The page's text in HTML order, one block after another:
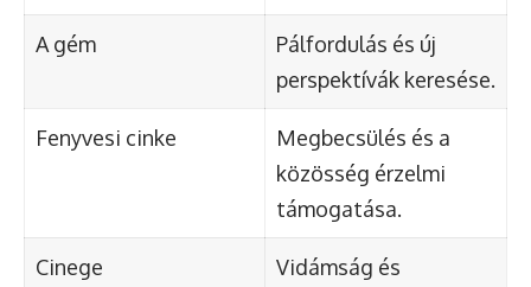
A gém
Pálfordulás és új
perspektívák keresése.
Fenyvesi cinke
Megbecsülés és a
közösség érzelmi
támogatása.
Cinege
Vidámság és